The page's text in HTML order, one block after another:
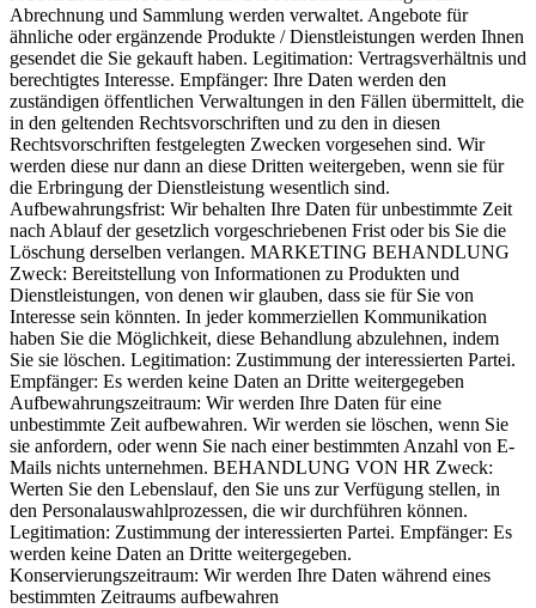
Abrechnung und Sammlung werden verwaltet. Angebote für
ähnliche oder ergänzende Produkte / Dienstleistungen werden Ihnen
gesendet die Sie gekauft haben. Legitimation: Vertragsverhältnis und
berechtigtes Interesse. Empfänger: Ihre Daten werden den
zuständigen öffentlichen Verwaltungen in den Fällen übermittelt, die
in den geltenden Rechtsvorschriften und zu den in diesen
Rechtsvorschriften festgelegten Zwecken vorgesehen sind. Wir
werden diese nur dann an diese Dritten weitergeben, wenn sie für
die Erbringung der Dienstleistung wesentlich sind.
Aufbewahrungsfrist: Wir behalten Ihre Daten für unbestimmte Zeit
nach Ablauf der gesetzlich vorgeschriebenen Frist oder bis Sie die
Löschung derselben verlangen. MARKETING BEHANDLUNG
Zweck: Bereitstellung von Informationen zu Produkten und
Dienstleistungen, von denen wir glauben, dass sie für Sie von
Interesse sein könnten. In jeder kommerziellen Kommunikation
haben Sie die Möglichkeit, diese Behandlung abzulehnen, indem
Sie sie löschen. Legitimation: Zustimmung der interessierten Partei.
Empfänger: Es werden keine Daten an Dritte weitergegeben
Aufbewahrungszeitraum: Wir werden Ihre Daten für eine
unbestimmte Zeit aufbewahren. Wir werden sie löschen, wenn Sie
sie anfordern, oder wenn Sie nach einer bestimmten Anzahl von E-
Mails nichts unternehmen. BEHANDLUNG VON HR Zweck:
Werten Sie den Lebenslauf, den Sie uns zur Verfügung stellen, in
den Personalauswahlprozessen, die wir durchführen können.
Legitimation: Zustimmung der interessierten Partei. Empfänger: Es
werden keine Daten an Dritte weitergegeben.
Konservierungszeitraum: Wir werden Ihre Daten während eines
bestimmten Zeitraums aufbewahren